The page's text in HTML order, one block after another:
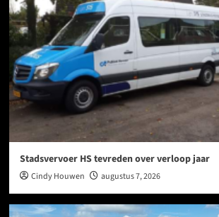
Stadsvervoer HS tevreden over verloop jaar
Cindy Houwen augustus 7, 2026